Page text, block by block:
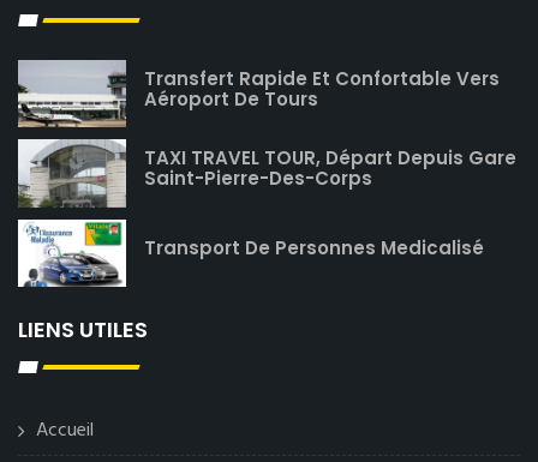
Transfert Rapide Et Confortable Vers
Aéroport De Tours
TAXI TRAVEL TOUR, Départ Depuis Gare
Saint-Pierre-Des-Corps
Transport De Personnes Medicalisé
LIENS UTILES
Accueil